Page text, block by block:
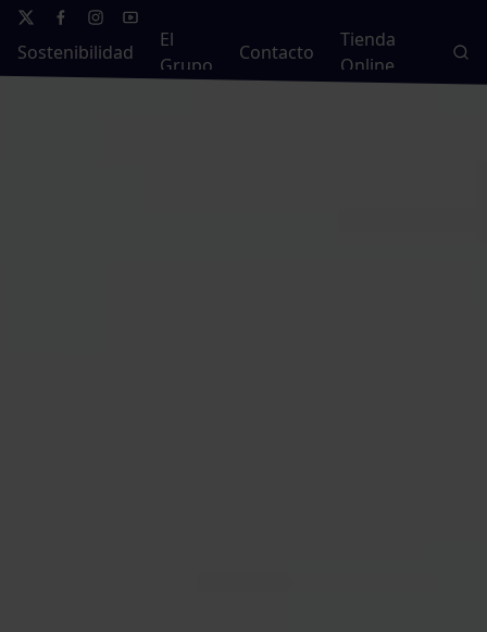
Sostenibilidad
El
Grupo
Contacto
Tienda
Online